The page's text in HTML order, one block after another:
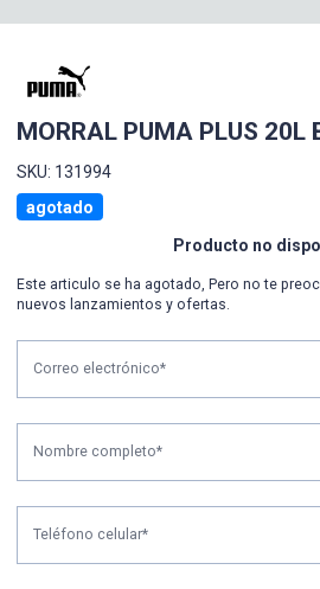
MORRAL PUMA PLUS 20L
SKU: 131994
agotado
Producto no
Este articulo se ha agotado, Pero no te
nuevos lanzamientos y ofertas.
Correo electrónico*
Nombre completo*
Teléfono celular*